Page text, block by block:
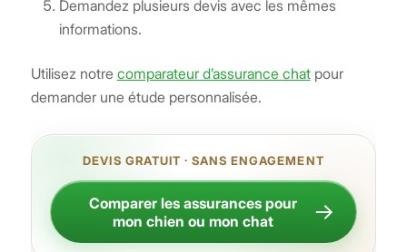
Demandez plusieurs devis avec les mêmes
informations.
Utilisez notre comparateur d’assurance chatpour
demander une étude personnalisée.
DEVIS GRATUIT · SANS ENGAGEMENT
Comparer les assurances pour
mon chien ou mon chat
→